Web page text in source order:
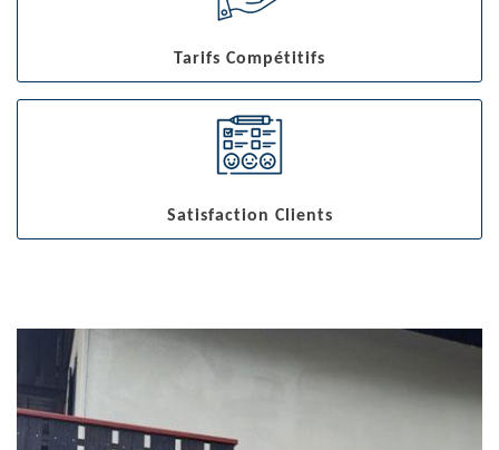
Tarifs Compétitifs
Satisfaction Clients